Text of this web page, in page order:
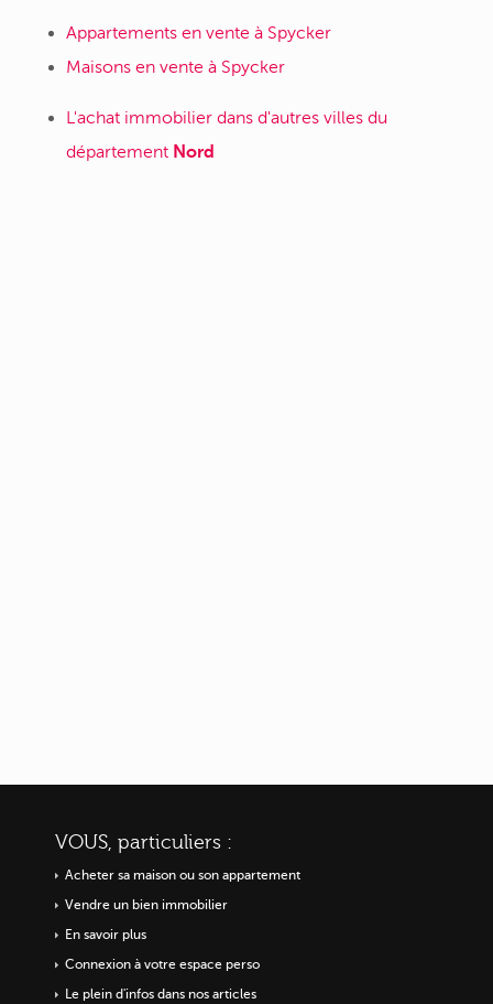
Appartements en vente à Spycker
Maisons en vente à Spycker
L'achat immobilier dans d'autres villes du
département Nord
VOUS, particuliers :
Acheter sa maison ou son appartement
Vendre un bien immobilier
En savoir plus
Connexion à votre espace perso
Le plein d'infos dans nos articles